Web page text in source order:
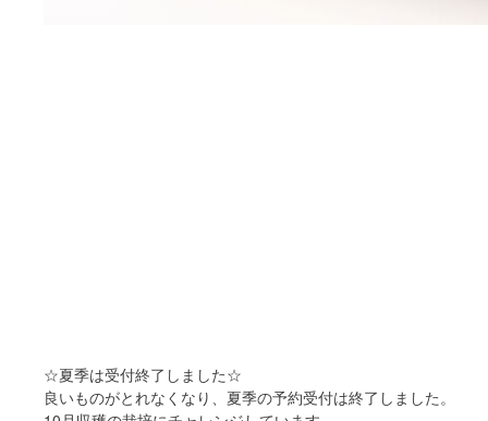
☆夏季は受付終了しました☆
良いものがとれなくなり、夏季の予約受付は終了しました。